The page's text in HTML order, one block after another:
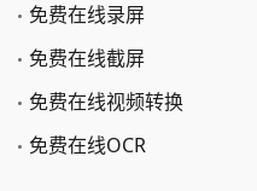
免费在线录屏
免费在线截屏
免费在线视频转换
免费在线OCR